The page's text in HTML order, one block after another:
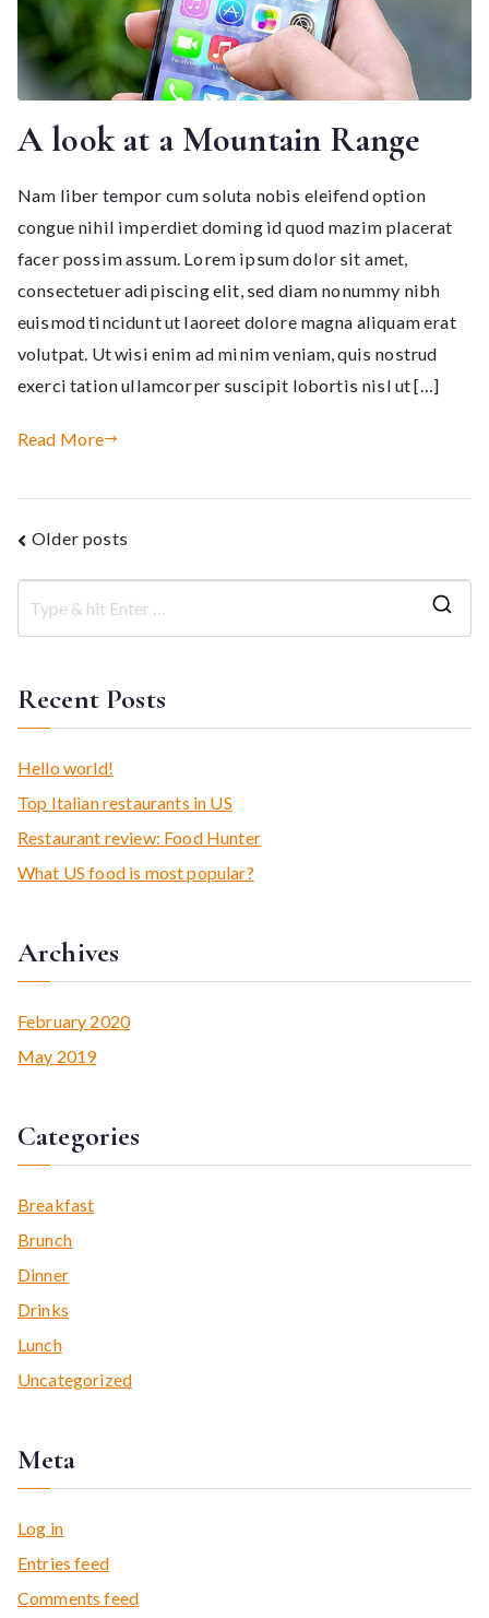
A look at a Mountain Range
Nam liber tempor cum soluta nobis eleifend option
congue nihil imperdiet doming id quod mazim placerat
facer possim assum. Lorem ipsum dolor sit amet,
consectetuer adipiscing elit, sed diam nonummy nibh
euismod tincidunt ut laoreet dolore magna aliquam erat
volutpat. Ut wisi enim ad minim veniam, quis nostrud
exerci tation ullamcorper suscipit lobortis nisl ut […]
Read More
Posts
navigation
Older posts
r
Recent Posts
Hello world!
Top Italian restaurants in US
Restaurant review: Food Hunter
What US food is most popular?
Archives
February 2020
May 2019
Categories
Breakfast
Brunch
Dinner
Drinks
Lunch
Uncategorized
Meta
Log in
Entries feed
Comments feed